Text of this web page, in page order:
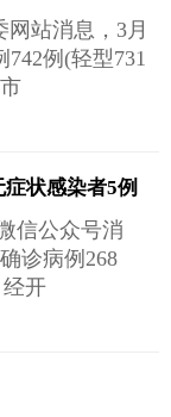
站消息，3月
例(轻型731
状感染者5例
信公众号消
诊病例268
开